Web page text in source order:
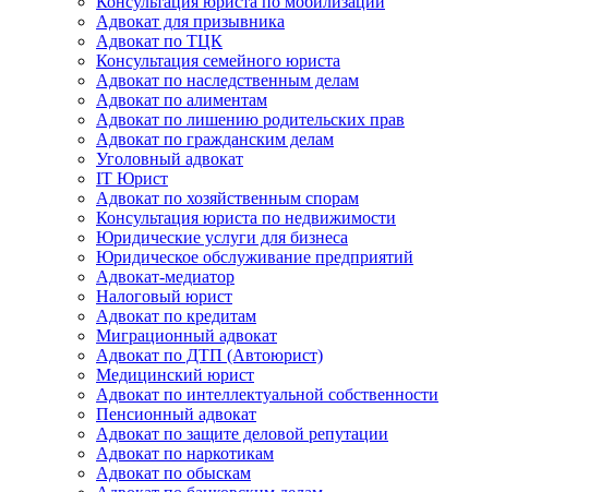
Адвокат для призывника
Адвокат по ТЦК
Консультация семейного юриста
Адвокат по наследственным делам
Адвокат по алиментам
Адвокат по лишению родительских прав
Адвокат по гражданским делам
Уголовный адвокат
IT Юрист
Адвокат по хозяйственным спорам
Консультация юриста по недвижимости
Юридические услуги для бизнеса
Юридическое обслуживание предприятий
Адвокат-медиатор
Налоговый юрист
Адвокат по кредитам
Миграционный адвокат
Адвокат по ДТП (Автоюрист)
Медицинский юрист
Адвокат по интеллектуальной собственности
Пенсионный адвокат
Адвокат по защите деловой репутации
Адвокат по наркотикам
Адвокат по обыскам